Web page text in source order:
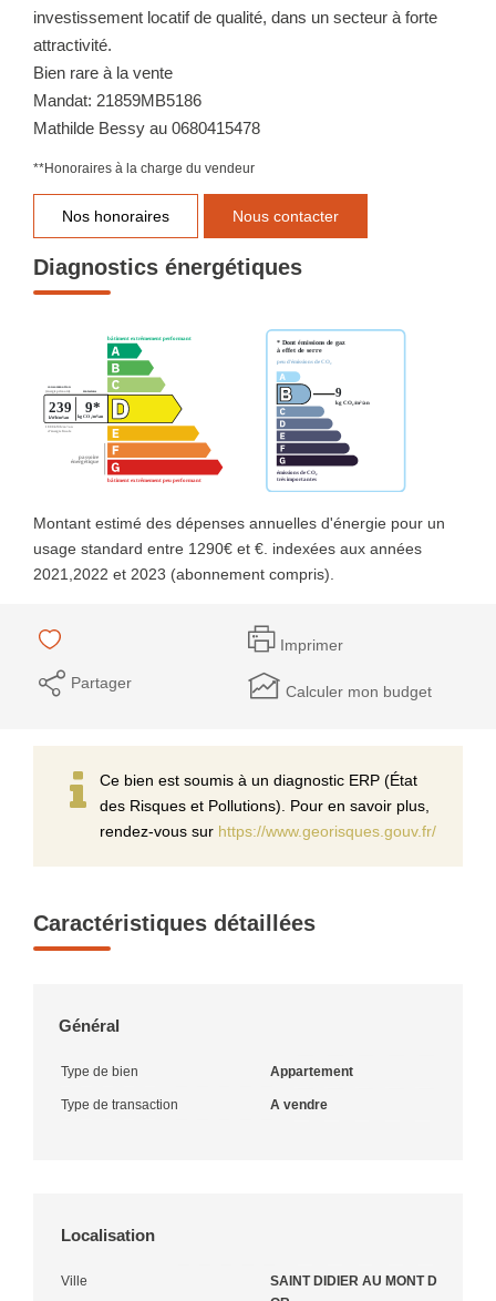
investissement locatif de qualité, dans un secteur à forte
attractivité.
Bien rare à la vente
Mandat: 21859MB5186
Mathilde Bessy au 0680415478
**Honoraires à la charge du vendeur
Nos honoraires Nous contacter
Diagnostics énergétiques
Montant estimé des dépenses annuelles d'énergie pour un
usage standard entre 1290€ et €. indexées aux années
2021,2022 et 2023 (abonnement compris).
Imprimer
Partager Calculer mon budget
Ce bien est soumis à un diagnostic ERP (État
des Risques et Pollutions). Pour en savoir plus,
rendez-vous sur https://www.georisques.gouv.fr/
Caractéristiques détaillées
Général
Type de bien Appartement
Type de transaction A vendre
Localisation
Ville
SAINT DIDIER AU MONT D